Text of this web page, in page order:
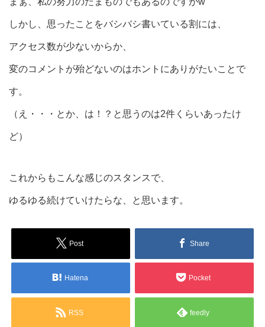
しかし、思ったことをバシバシ書いている割には、
アクセス数が少ないからか、
変のコメントが殆どないのはホントにありがたいことで
す。
（え・・・とか、は！？と思うのは2件くらいあったけ
ど）
これからもこんな感じのスタンスで、
ゆるゆる続けていけたらな、と思います。
Post Share
Hatena Pocket
RSS feedly